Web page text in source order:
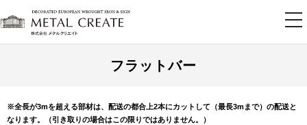
フラットバー
※全長が3mを超える部材は、配送の都合上2本にカットして（最長3mまで）の配送と
なります。（引き取りの場合はこの限りではありません。）